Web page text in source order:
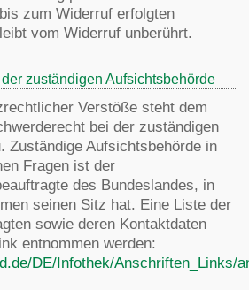
zum Widerruf erfolgten
vom Widerruf unberührt.
zuständigen Aufsichtsbehörde
Verstöße steht dem
bei der zuständigen
Zuständige Aufsichtsbehörde in
Fragen ist der
des Bundeslandes, in
seinen Sitz hat. Eine Liste der
sowie deren Kontaktdaten
entnommen werden:
DE/Infothek/Anschriften_Links/